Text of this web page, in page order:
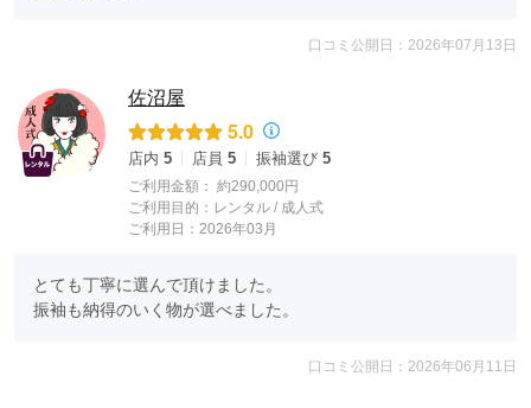
口コミ公開日：2026年07月13日
佐沼屋
5.0
店内 5 店員 5 振袖選び 5
ご利用金額： 約290,000円
ご利用目的： レンタル / 成人式
ご利用日：2026年03月
とても丁寧に選んで頂けました。
振袖も納得のいく物が選べました。
口コミ公開日：2026年06月11日